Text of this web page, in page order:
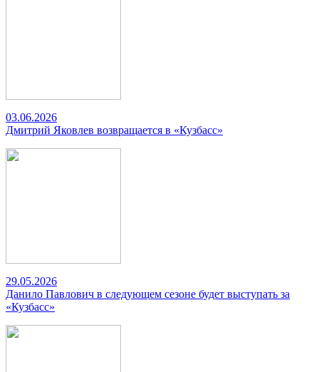
03.06.2026
Дмитрий Яковлев возвращается в «Кузбасс»
29.05.2026
Данило Павлович в следующем сезоне будет выступать за
«Кузбасс»